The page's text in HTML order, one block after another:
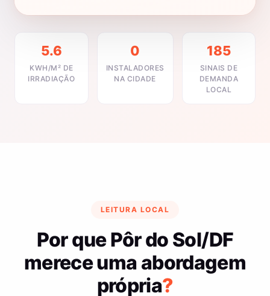
5.6
KWH/M² DE
IRRADIAÇÃO
0
INSTALADORES
NA CIDADE
185
SINAIS DE
DEMANDA
LOCAL
LEITURA LOCAL
Por que Pôr do Sol/DF
merece uma abordagem
própria?